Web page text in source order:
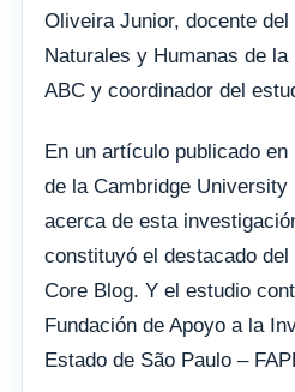
Oliveira Junior, docente
Naturales y Humanas de
ABC y coordinador del
En un artículo publicado
de la Cambridge
acerca de esta
constituyó el destacado
Core Blog. Y el estudio
Fundación de Apoyo a la
Estado de São Paulo –